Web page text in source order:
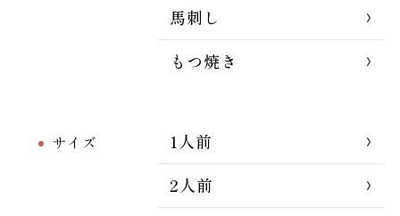
馬刺し
もつ焼き
サイズ
1人前
2人前